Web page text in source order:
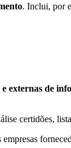
. Inclui, por
externas de
certidões,